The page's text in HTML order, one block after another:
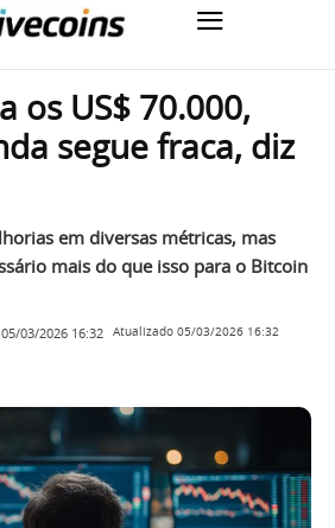
os US$ 70.000,
segue fraca, diz
em diversas métricas, mas
mais do que isso para o Bitcoin
05/03/2026 16:32 Atualizado 05/03/2026 16:32